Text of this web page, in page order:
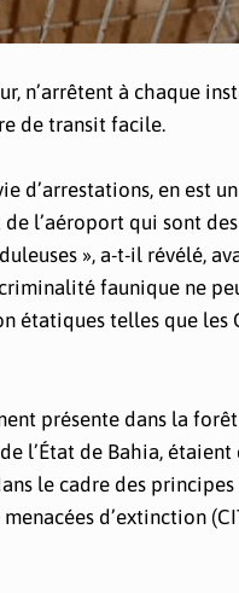
n’arrêtent à chaque
de transit facile.
d’arrestations, en est
l’aéroport qui sont
», a-t-il révélé,
faunique ne
étatiques telles que les
présente dans la
l’État de Bahia,
le cadre des
d’extinction